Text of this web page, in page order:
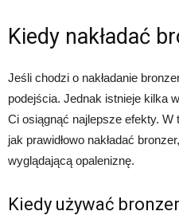
Kiedy nakładać
Jeśli chodzi o nakładanie
podejścia. Jednak istnieje kilka
Ci osiągnąć najlepsze efekty.
jak prawidłowo nakładać
wyglądającą opaleniznę.
Kiedy używać